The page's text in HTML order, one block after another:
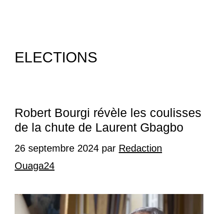
ELECTIONS
Robert Bourgi révèle les coulisses
de la chute de Laurent Gbagbo
26 septembre 2024 par Redaction
Ouaga24